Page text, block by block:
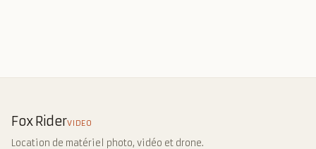
Fox RiderVIDEO
Location de matériel photo, vidéo et drone.